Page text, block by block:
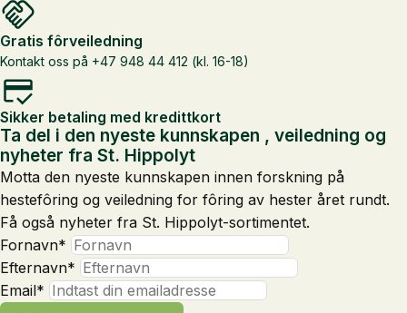
Gratis fôrveiledning
Kontakt oss på +47 948 44 412 (kl. 16-18)
Sikker betaling med kredittkort
Ta del i den nyeste kunnskapen , veiledning og
nyheter fra St. Hippolyt
Motta den nyeste kunnskapen innen forskning på
hestefôring og veiledning for fôring av hester året rundt.
Få også nyheter fra St. Hippolyt-sortimentet.
Fornavn*
Efternavn*
Email*